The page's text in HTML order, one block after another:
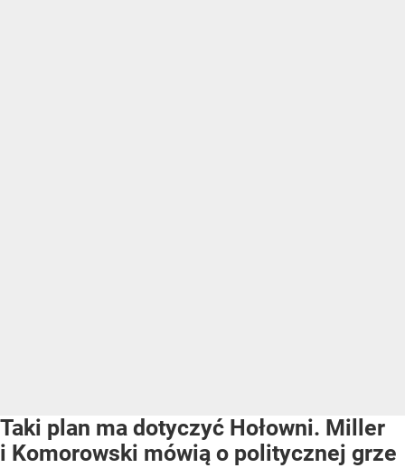
Taki plan ma dotyczyć Hołowni. Miller
i Komorowski mówią o politycznej grze